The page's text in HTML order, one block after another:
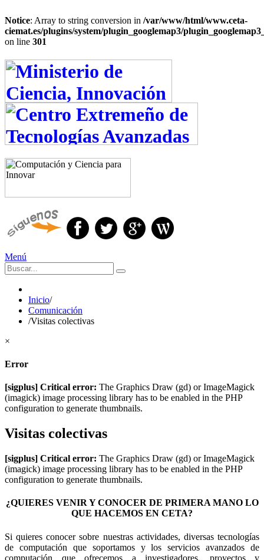
Notice: Array to string conversion in /var/www/html/www.ceta-
ciemat.es/plugins/system/plugin_googlemap3/
on line 301
Menú
Inicio/
Comunicación
/Visitas colectivas
×
Error
[sigplus] Critical error: The Graphics Draw (gd) or ImageMagick
(imagick) image processing library has to be enabled in the PHP
configuration to generate thumbnails.
Visitas colectivas
[sigplus] Critical error: The Graphics Draw (gd) or ImageMagick
(imagick) image processing library has to be enabled in the PHP
configuration to generate thumbnails.
¿QUIERES VENIR Y CONOCER DE PRIMERA MANO LO
QUE HACEMOS EN CETA?
Si quieres conocer sobre nuestras actividades, diversas tecnologías
de computación que soportamos y los servicios avanzados de
computación que ofrecemos a investigadores, proyectos y